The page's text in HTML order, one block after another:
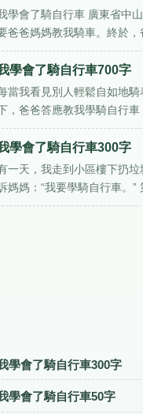
學會了騎自行車 廣東省中
爸爸媽媽教我騎車。終於，
學會了騎自行車700字
當我看見別人輕鬆自如地
，爸爸答應教我學騎自行車
學會了騎自行車300字
一天，我走到小區樓下扔
媽媽：“我要學騎自行車。”
學會了騎自行車300字
學會了騎自行車50字